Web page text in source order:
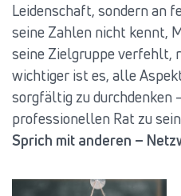
Leidenschaft, sondern an
seine Zahlen nicht kennt,
seine Zielgruppe verfehlt,
wichtiger ist es, alle
sorgfältig zu durchdenken
professionellen Rat zu
Sprich mit anderen –